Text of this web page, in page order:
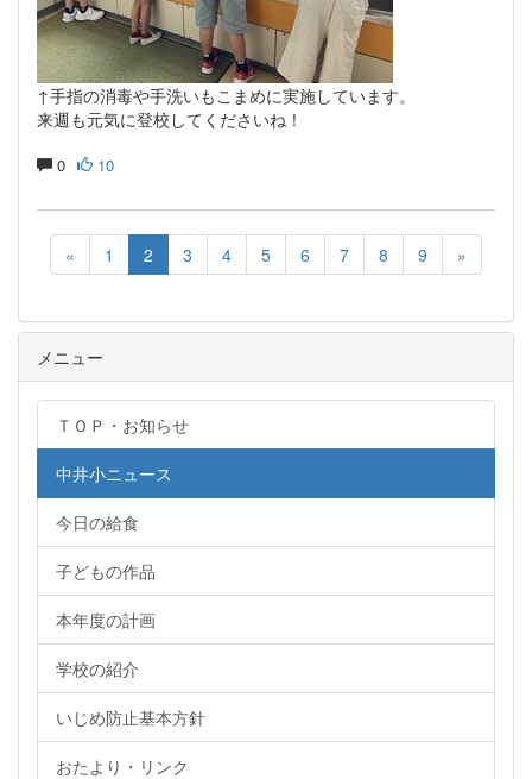
↑手指の消毒や手洗いもこまめに実施しています。
来週も元気に登校してくださいね！
0 10
« 1 2 3 4 5 6 7 8 9 »
メニュー
ＴＯＰ・お知らせ
中井小ニュース
今日の給食
子どもの作品
本年度の計画
学校の紹介
いじめ防止基本方針
おたより・リンク